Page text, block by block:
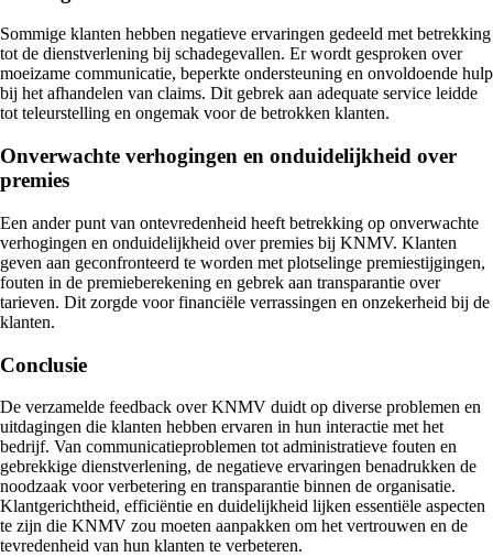
Sommige klanten hebben negatieve ervaringen gedeeld met betrekking
tot de dienstverlening bij schadegevallen. Er wordt gesproken over
moeizame communicatie, beperkte ondersteuning en onvoldoende hulp
bij het afhandelen van claims. Dit gebrek aan adequate service leidde
tot teleurstelling en ongemak voor de betrokken klanten.
Onverwachte verhogingen en onduidelijkheid over
premies
Een ander punt van ontevredenheid heeft betrekking op onverwachte
verhogingen en onduidelijkheid over premies bij KNMV. Klanten
geven aan geconfronteerd te worden met plotselinge premiestijgingen,
fouten in de premieberekening en gebrek aan transparantie over
tarieven. Dit zorgde voor financiële verrassingen en onzekerheid bij de
klanten.
Conclusie
De verzamelde feedback over KNMV duidt op diverse problemen en
uitdagingen die klanten hebben ervaren in hun interactie met het
bedrijf. Van communicatieproblemen tot administratieve fouten en
gebrekkige dienstverlening, de negatieve ervaringen benadrukken de
noodzaak voor verbetering en transparantie binnen de organisatie.
Klantgerichtheid, efficiëntie en duidelijkheid lijken essentiële aspecten
te zijn die KNMV zou moeten aanpakken om het vertrouwen en de
tevredenheid van hun klanten te verbeteren.